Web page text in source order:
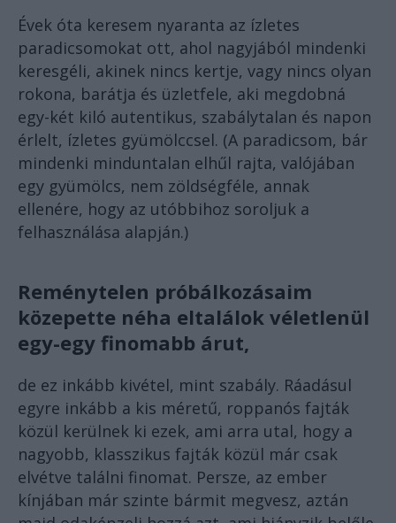
Évek óta keresem nyaranta az ízletes
paradicsomokat ott, ahol nagyjából mindenki
keresgéli, akinek nincs kertje, vagy nincs olyan
rokona, barátja és üzletfele, aki megdobná
egy-két kiló autentikus, szabálytalan és napon
érlelt, ízletes gyümölccsel. (A paradicsom, bár
mindenki minduntalan elhűl rajta, valójában
egy gyümölcs, nem zöldségféle, annak
ellenére, hogy az utóbbihoz soroljuk a
felhasználása alapján.)
Reménytelen próbálkozásaim
közepette néha eltalálok véletlenül
egy-egy finomabb árut,
de ez inkább kivétel, mint szabály. Ráadásul
egyre inkább a kis méretű, roppanós fajták
közül kerülnek ki ezek, ami arra utal, hogy a
nagyobb, klasszikus fajták közül már csak
elvétve találni finomat. Persze, az ember
kínjában már szinte bármit megvesz, aztán